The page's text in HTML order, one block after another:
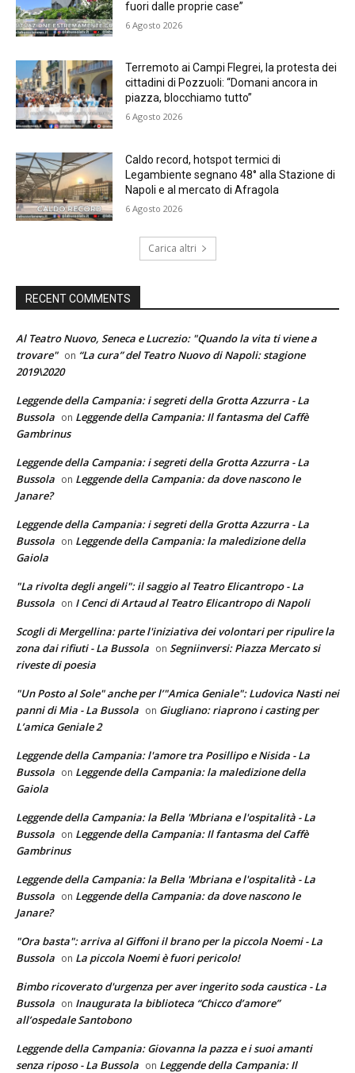
fuori dalle proprie case”
6 Agosto 2026
Terremoto ai Campi Flegrei, la protesta dei
cittadini di Pozzuoli: “Domani ancora in
piazza, blocchiamo tutto”
6 Agosto 2026
Caldo record, hotspot termici di
Legambiente segnano 48° alla Stazione di
Napoli e al mercato di Afragola
6 Agosto 2026
Carica altri
RECENT COMMENTS
Al Teatro Nuovo, Seneca e Lucrezio: "Quando la vita ti viene a
trovare" on “La cura” del Teatro Nuovo di Napoli: stagione
2019\2020
Leggende della Campania: i segreti della Grotta Azzurra - La
Bussola on Leggende della Campania: Il fantasma del Caffè
Gambrinus
Leggende della Campania: i segreti della Grotta Azzurra - La
Bussola on Leggende della Campania: da dove nascono le
Janare?
Leggende della Campania: i segreti della Grotta Azzurra - La
Bussola on Leggende della Campania: la maledizione della
Gaiola
"La rivolta degli angeli": il saggio al Teatro Elicantropo - La
Bussola on I Cenci di Artaud al Teatro Elicantropo di Napoli
Scogli di Mergellina: parte l'iniziativa dei volontari per ripulire la
zona dai rifiuti - La Bussola on Segniinversi: Piazza Mercato si
riveste di poesia
"Un Posto al Sole" anche per l’"Amica Geniale": Ludovica Nasti nei
panni di Mia - La Bussola on Giugliano: riaprono i casting per
L’amica Geniale 2
Leggende della Campania: l'amore tra Posillipo e Nisida - La
Bussola on Leggende della Campania: la maledizione della
Gaiola
Leggende della Campania: la Bella 'Mbriana e l'ospitalità - La
Bussola on Leggende della Campania: Il fantasma del Caffè
Gambrinus
Leggende della Campania: la Bella 'Mbriana e l'ospitalità - La
Bussola on Leggende della Campania: da dove nascono le
Janare?
"Ora basta": arriva al Giffoni il brano per la piccola Noemi - La
Bussola on La piccola Noemi è fuori pericolo!
Bimbo ricoverato d'urgenza per aver ingerito soda caustica - La
Bussola on Inaugurata la biblioteca “Chicco d’amore”
all’ospedale Santobono
Leggende della Campania: Giovanna la pazza e i suoi amanti
senza riposo - La Bussola on Leggende della Campania: Il